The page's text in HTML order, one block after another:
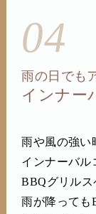
04
雨の日でも
インナー
雨や風の強い
インナーバル
BBQグリルス
雨が降っても